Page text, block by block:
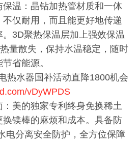
温：晶钻加热管材质和一体
仅耐用，而且能更好地传递
3D聚热保温层加上强效保温
量散失，保持水温稳定，随时
省能源。
热水器国补活动直降1800机会
vDyWPDS
美的独家专利终身免换稀土
镁棒的麻烦和成本。具备防
电分离安全防护，全方位保障